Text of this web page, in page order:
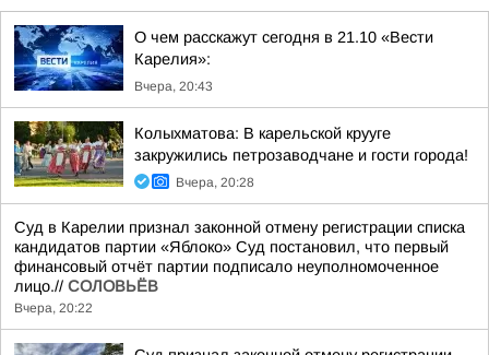
О чем расскажут сегодня в 21.10 «Вести
Карелия»:
Вчера, 20:43
Колыхматова: В карельской крууге
закружились петрозаводчане и гости города!
Вчера, 20:28
Суд в Карелии признал законной отмену регистрации списка
кандидатов партии «Яблоко» Суд постановил, что первый
финансовый отчёт партии подписало неуполномоченное
лицо.// СОЛОВЬЁВ
Вчера, 20:22